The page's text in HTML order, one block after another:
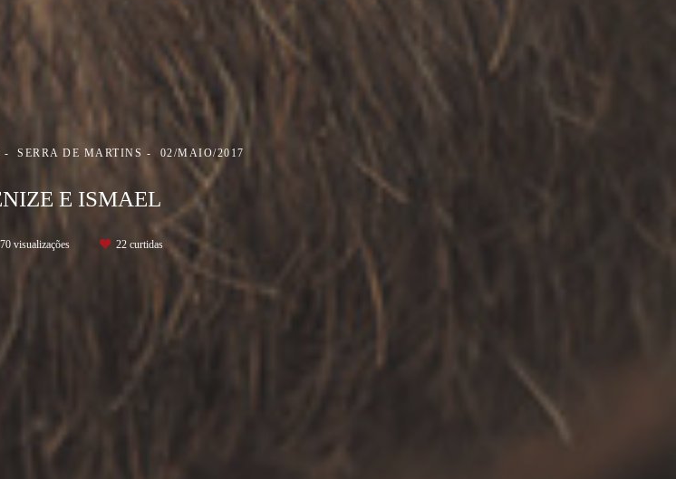
SERRA DE MARTINS 02/MAIO/2017
E ISMAEL
visualizações 22 curtidas